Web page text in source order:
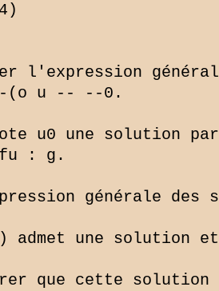
l'expression
(o u -- --0.
u0 une solution
: g.
générale
admet une solution
que cette solution